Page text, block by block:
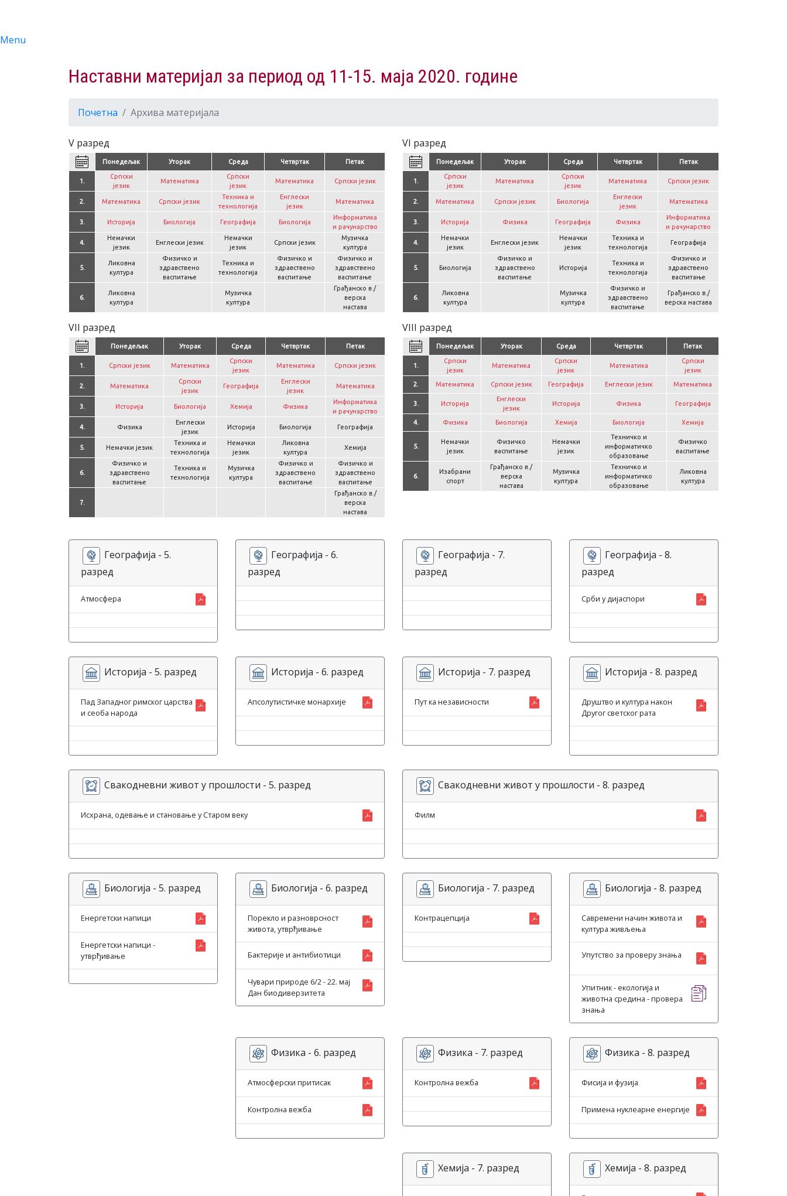
Menu
Наставни материјал за период од 11-15. маја 2020. године
Почетна Архива материјала
V разред
Понедељак Уторак Среда Четвртак Петак
1.
Српски
језик
Математика
Српски
језик
Математика Српски језик
2. Математика Српски језик
Техника и
технологија
Енглески
језик
Математика
3. Историја Биологија Географија Биологија
Информатика
и рачунарство
4.
Немачки
језик
Енглески језик
Немачки
језик
Српски језик
Музичка
култура
5.
Ликовна
култура
Физичко и
здравствено
васпитање
Техника и
технологија
Физичко и
здравствено
васпитање
Физичко и
здравствено
васпитање
6.
Ликовна
култура
Музичка
култура
Грађанско в./
верска
настава
VI разред
Понедељак Уторак Среда Четвртак Петак
1.
Српски
језик
Математика
Српски
језик
Математика Српски језик
2. Математика Српски језик Биологија
Енглески
језик
Математика
3. Историја Физика Географија Физика
Информатика
и рачунарство
4.
Немачки
језик
Енглески језик
Немачки
језик
Техника и
технологија
Географија
5. Биологија
Физичко и
здравствено
васпитање
Историја
Техника и
технологија
Физичко и
здравствено
васпитање
6.
Ликовна
култура
Музичка
култура
Физичко и
здравствено
васпитање
Грађанско в./
верска настава
VII разред
Понедељак Уторак Среда Четвртак Петак
1. Српски језик Математика
Српски
језик
Математика Српски језик
2. Математика
Српски
језик
Географија
Енглески
језик
Математика
3. Историја Биологија Хемија Физика
Информатика
и рачунарство
4. Физика
Енглески
језик
Историја Биологија Географија
5. Немачки језик
Техника и
технологија
Немачки
језик
Ликовна
култура
Хемија
6.
Физичко и
здравствено
васпитање
Техника и
технологија
Музичка
култура
Физичко и
здравствено
васпитање
Физичко и
здравствено
васпитање
7.
Грађанско в./
верска
настава
VIII разред
Понедељак Уторак Среда Четвртак Петак
1.
Српски
језик
Математика
Српски
језик
Математика
Српски
језик
2.
Математика Српски језик Географија Енглески језик Математика
3. Историја
Енглески
језик
Историја Физика Географија
4. Физика Биологија Хемија Биологија Хемија
5.
Немачки
језик
Физичко
васпитање
Немачки
језик
Техничко и
информатичко
образовање
Физичко
васпитање
6.
Изабрани
спорт
Грађанско в./
верска
настава
Музичка
култура
Техничко и
информатичко
образовање
Ликовна
култура
Географија - 5.
разред
Атмосфера
Географија - 6.
разред
Географија - 7.
разред
Географија - 8.
разред
Срби у дијаспори
Историја - 5. разред
Пад Западног римског царства
и сеоба народа
Историја - 6. разред
Апсолутистичке монархије
Историја - 7. разред
Пут ка независности
Историја - 8. разред
Друштво и култура након
Другог светског рата
Свакодневни живот у прошлости - 5. разред
Исхрана, одевање и становање у Старом веку
Свакодневни живот у прошлости - 8. разред
Филм
Биологија - 5. разред
Енергетски напици
Енергетски напици -
утврђивање
Биологија - 6. разред
Порекло и разноврсност
живота, утврђивање
Бактерије и антибиотици
Чувари природе 6/2 - 22. мај
Дан биодиверзитета
Биологија - 7. разред
Контрацепција
Биологија - 8. разред
Савремени начин живота и
култура живљења
Упутство за проверу знања
Упитник - екологија и
животна средина - провера
знања
Физика - 6. разред
Атмосферски притисак
Контролна вежба
Физика - 7. разред
Контролна вежба
Физика - 8. разред
Фисија и фузија
Примена нуклеарне енергије
Хемија - 7. разред Хемија - 8. разред